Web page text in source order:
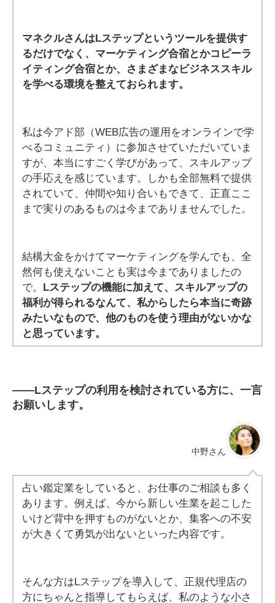
マネクルさんはLステップというツールを提供す
るだけでなく、マーケティング合宿とかコピーラ
イティング合宿とか、さまざまなビジネススキル
を学べる環境を整えておられます。
私は今アド部（WEB広告の運用をオンラインで学
べるコミュニティ）に参加させていただいていま
すが、本当にすごく学びがあって、スキルアップ
の手応えを感じています。しかも全部無料で提供
されていて、仲間や知り合いもできて、正直ここ
まで実りのあるものは今までありませんでした。
結構大金をかけてマーケティングを学んでも、全
然何も使えないことも実は今までありましたの
で。 Lステップの機能に加えて、スキルアップの
福利が得られるなんて、私からしたら本当に奇跡
みたいなもので、他のものを使う理由がないかな
と思っています。
――Lステップの利用を検討されている方に、一言
お願いします。
中野さん
占い鑑定業をしていると、お仕事のご相談も多く
あります。例えば、今から新しい生業を起こした
いけど背中を押すものがないとか、集客への不安
が大きくて勇気が出ないといった内容です。
そんな方はLステップを導入して、正規代理店の
方にちゃんと指導してもらえば、私のような小さ